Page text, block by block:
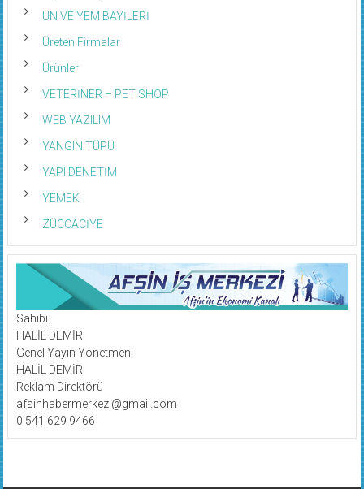
UN VE YEM BAYİLERİ
Üreten Firmalar
Ürünler
VETERİNER – PET SHOP
WEB YAZILIM
YANGIN TÜPÜ
YAPI DENETİM
YEMEK
ZÜCCACİYE
Sahibi
HALİL DEMİR
Genel Yayın Yönetmeni
HALİL DEMİR
Reklam Direktörü
afsinhabermerkezi@gmail.com
0 541 629 9466